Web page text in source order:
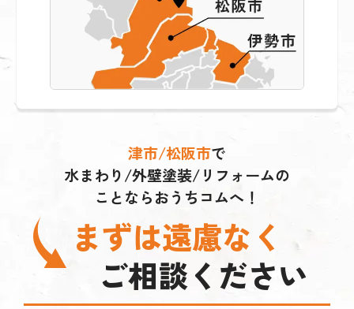
津市/松阪市で
水まわり/外壁塗装/リフォームの
ことならおうちコムへ！
まずは遠慮なく
ご相談ください